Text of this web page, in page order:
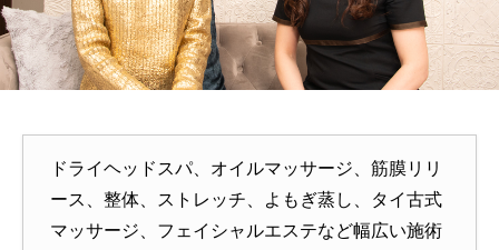
ドライヘッドスパ、オイルマッサージ、筋膜リリ
ース、整体、ストレッチ、よもぎ蒸し、タイ古式
マッサージ、フェイシャルエステなど幅広い施術